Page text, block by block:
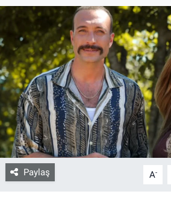
Paylaş A-
İLAN
Bize ulaşın
İletişim/Künye
Yaşam
Gözden Kaçmasın
İletişim (Künye)